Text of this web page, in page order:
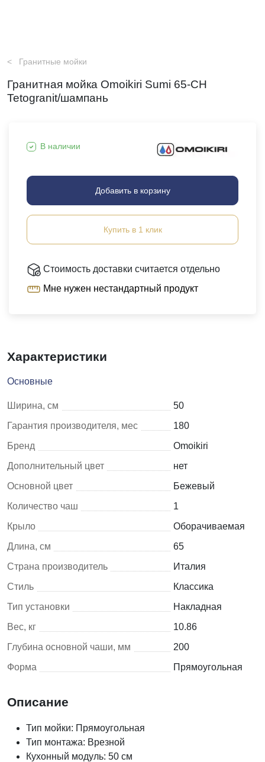
Гранитные мойки
Гранитная мойка Omoikiri Sumi 65-CH
Tetogranit/шампань
В наличии
Добавить в корзину
Купить в 1 клик
Стоимость доставки считается отдельно
Мне нужен нестандартный продукт
Характеристики
Основные
Ширина, см
50
Гарантия производителя, мес
180
Бренд
Omoikiri
Дополнительный цвет
нет
Основной цвет
Бежевый
Количество чаш
1
Крыло
Оборачиваемая
Длина, см
65
Страна производитель
Италия
Стиль
Классика
Тип установки
Накладная
Вес, кг
10.86
Глубина основной чаши, мм
200
Форма
Прямоугольная
Описание
Тип мойки: Прямоугольная
Тип монтажа: Врезной
Кухонный модуль: 50 см